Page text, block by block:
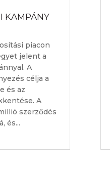
KAMPÁNY
piacon
jelent a
A
célja a
és az
A
szerződés
és...